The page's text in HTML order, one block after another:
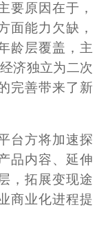
要原因在于，
面能力欠缺，
龄层覆盖，主
济独立为二次
完善带来了新
台方将加速探
品内容、延伸
，拓展变现途
商业化进程提